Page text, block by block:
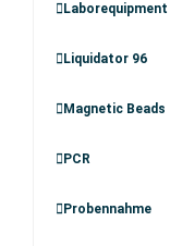
Laborequipment
Liquidator 96
Magnetic Beads
PCR
Probennahme